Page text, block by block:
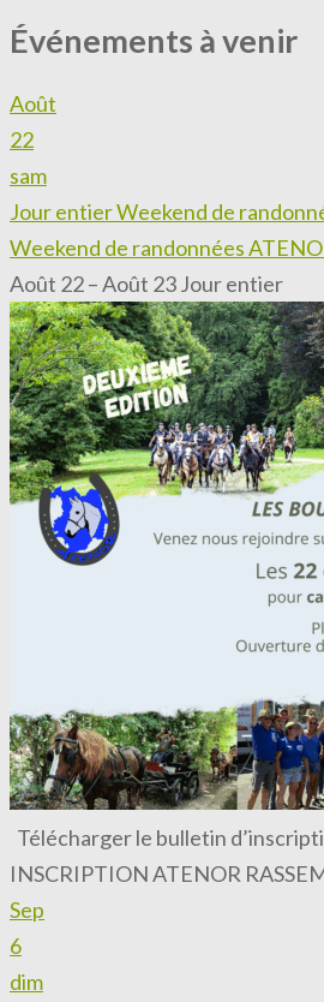
Événements à venir
Août
22
sam
Jour entierWeekend de
Weekend de randonnées
Août 22 – Août 23Jour entier
Télécharger le bulletin
INSCRIPTION ATENOR
Sep
6
dim